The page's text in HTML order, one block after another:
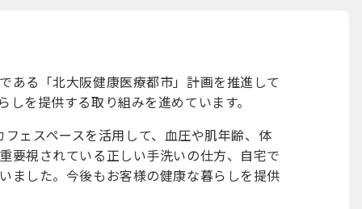
ある「北大阪健康医療都市」計画を推進して
を提供する取り組みを進めています。
ェスペースを活用して、血圧や肌年齢、体
要視されている正しい手洗いの仕方、自宅で
ました。今後もお客様の健康な暮らしを提供